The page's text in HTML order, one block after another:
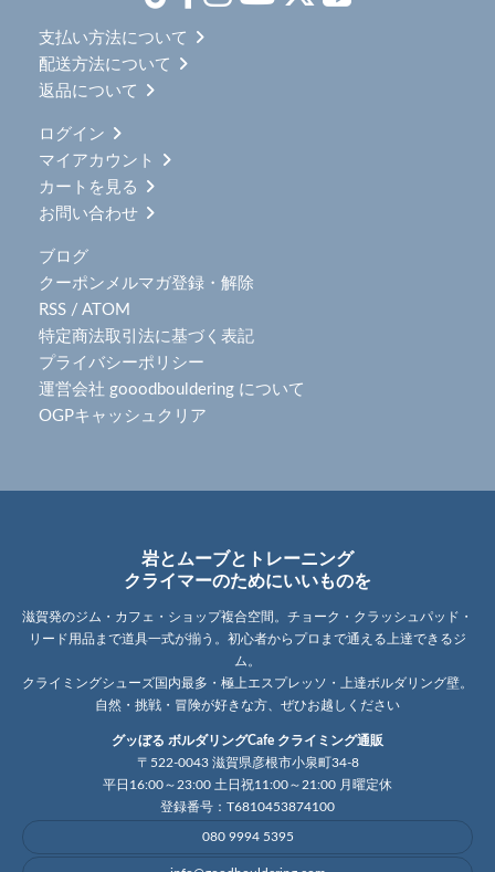
支払い方法について
配送方法について
返品について
ログイン
マイアカウント
カートを見る
お問い合わせ
ブログ
クーポンメルマガ登録・解除
RSS / ATOM
特定商法取引法に基づく表記
プライバシーポリシー
運営会社 gooodbouldering について
OGPキャッシュクリア
岩とムーブとトレーニング
クライマーのためにいいものを
滋賀発のジム・カフェ・ショップ複合空間。チョーク・クラッシュパッド・
リード用品まで道具一式が揃う。初心者からプロまで通える上達できるジ
ム。
クライミングシューズ国内最多・極上エスプレッソ・上達ボルダリング壁。
自然・挑戦・冒険が好きな方、ぜひお越しください
グッぼる ボルダリングCafe クライミング通販
〒522-0043 滋賀県彦根市小泉町34-8
平日16:00～23:00 土日祝11:00～21:00 月曜定休
登録番号：T6810453874100
080 9994 5395